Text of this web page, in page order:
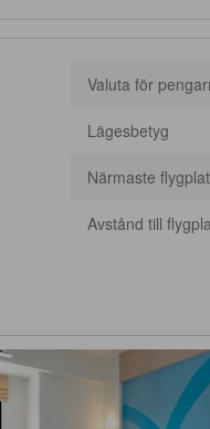
Valuta för
Lägesbetyg
Närmaste
Avstånd till